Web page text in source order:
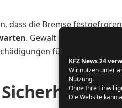
KFZ News 24
Wir nutzen unter
Nutzung.
Ohne Ihre
Die Website kann
dass die Bremse
. Gewalt oder hektische
führen.